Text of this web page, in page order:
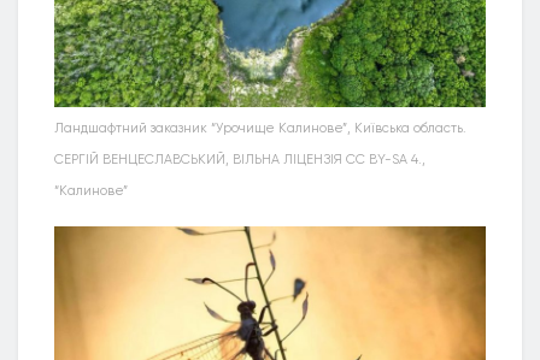
Ландшафтний заказник “Урочище Калинове”, Київська область.
СЕРГІЙ ВЕНЦЕСЛАВСЬКИЙ, ВІЛЬНА ЛІЦЕНЗІЯ CC BY-SA 4.,
“Калинове”